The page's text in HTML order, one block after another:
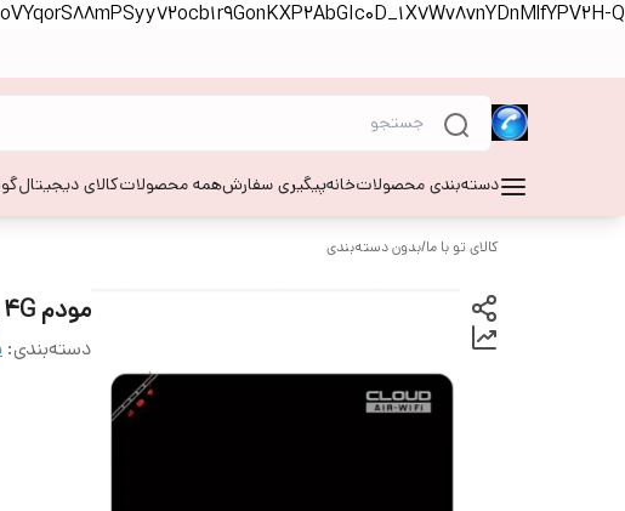
Q
دسته‌بندی محصولاتخانهپیگیری سفارشهمه محصولاتکالای دیجیتال
کالای تو با ما/بدون دسته‌بندی
مودم 4G پرسرعت جیبی(گارانتی) (پس کرایه)
دسته‌بندی: